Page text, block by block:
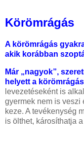
Körömrágás
A körömrágás
akik korábban
Már „nagyok”,
helyett a
levezetéseként is
gyermek nem is veszi
keze. A tevékenység
is ölthet, károsíthatja